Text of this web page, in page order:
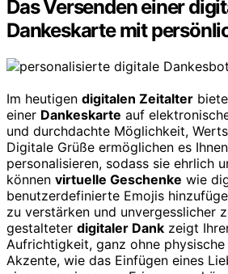
Das Versenden einer
Dankeskarte mit
Im heutigen digitalen Zeitalter
einer Dankeskarte auf
und durchdachte Möglichkeit,
Digitale Grüße ermöglichen es
personalisieren, sodass sie ehrlich
können virtuelle Geschenke wie
benutzerdefinierte Emojis
zu verstärken und unvergesslicher
gestalteter digitaler Dank zeigt
Aufrichtigkeit, ganz ohne
Akzente, wie das Einfügen eines